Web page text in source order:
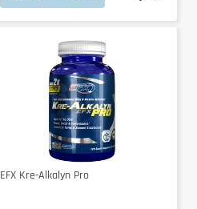
EFX Kre-Alkalyn Pro